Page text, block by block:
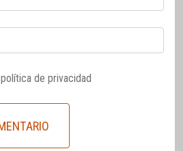
política de privacidad